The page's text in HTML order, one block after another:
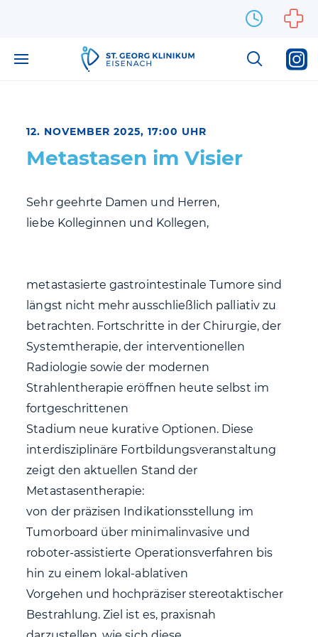
12. NOVEMBER 2025, 17:00 UHR
Metastasen im Visier
Sehr geehrte Damen und Herren,
liebe Kolleginnen und Kollegen,
metastasierte gastrointestinale Tumore sind
längst nicht mehr ausschließlich palliativ zu
betrachten. Fortschritte in der Chirurgie, der
Systemtherapie, der interventionellen
Radiologie sowie der modernen
Strahlentherapie eröffnen heute selbst im
fortgeschrittenen
Stadium neue kurative Optionen. Diese
interdisziplinäre Fortbildungsveranstaltung
zeigt den aktuellen Stand der
Metastasentherapie:
von der präzisen Indikationsstellung im
Tumorboard über minimalinvasive und
roboter-assistierte Operationsverfahren bis
hin zu einem lokal-ablativen
Vorgehen und hochpräziser stereotaktischer
Bestrahlung. Ziel ist es, praxisnah